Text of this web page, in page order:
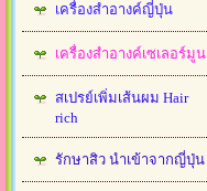
เครื่องสำอางค์ญี่ปุ่น
เครื่องสำอางค์เซเลอร์มูน
สเปรย์เพิ่มเส้นผม Hair
rich
รักษาสิว นำเข้าจากญี่ปุ่น